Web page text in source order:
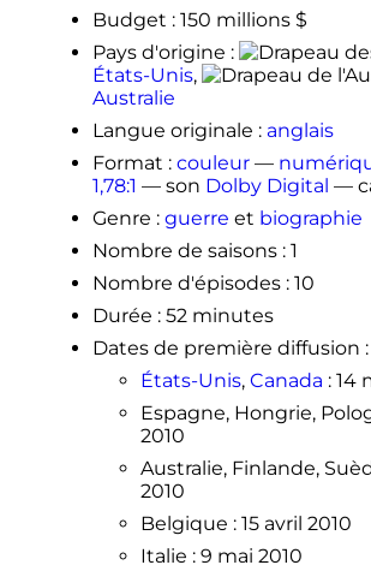
Budget : 150 millions $
Pays d'origine :
États-Unis,
Australie
Langue originale : anglais
Format : couleur—
1,78:1 — son Dolby Digital —
Genre : guerre et biographie
Nombre de saisons : 1
Nombre d'épisodes : 10
Durée : 52 minutes
Dates de première diffusion :
États-Unis, Canada : 14
Espagne, Hongrie,
2010
Australie, Finlande,
2010
Belgique : 15 avril 2010
Italie : 9 mai 2010